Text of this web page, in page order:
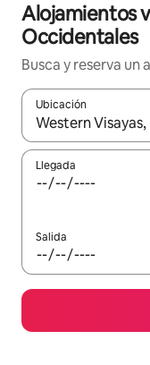
Alojamientos
Occidentales
Busca y reserva
Ubicación
Cuando los
Llegada
Salida